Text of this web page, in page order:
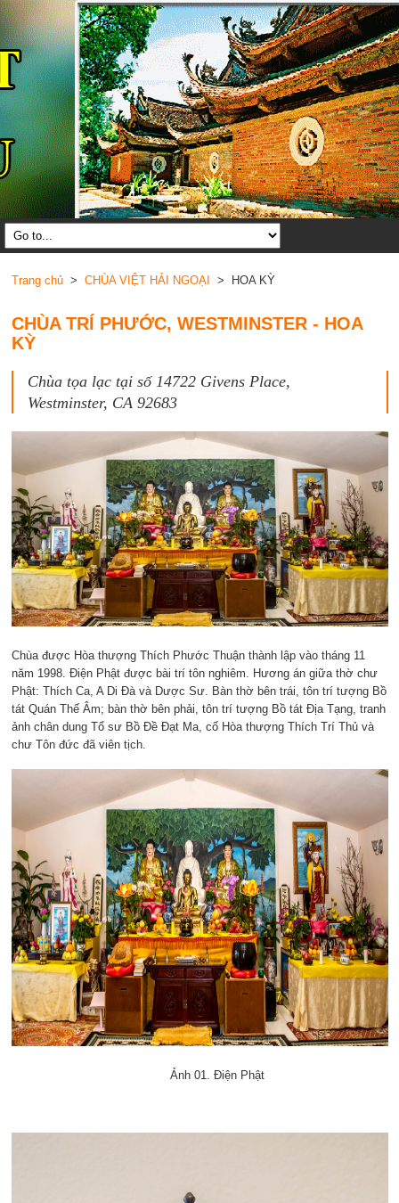
Trang chủ> CHÙA VIỆT HẢI NGOẠI > HOA KỲ
CHÙA TRÍ PHƯỚC, WESTMINSTER - HOA
KỲ
Chùa tọa lạc tại số 14722 Givens Place,
Westminster, CA 92683
Chùa được Hòa thượng Thích Phước Thuận thành lập vào tháng 11
năm 1998. Điện Phật được bài trí tôn nghiêm. Hương án giữa thờ chư
Phật: Thích Ca, A Di Đà và Dược Sư. Bàn thờ bên trái, tôn trí tượng Bồ
tát Quán Thế Âm; bàn thờ bên phải, tôn trí tượng Bồ tát Địa Tạng, tranh
ảnh chân dung Tổ sư Bồ Đề Đạt Ma, cố Hòa thượng Thích Trí Thủ và
chư Tôn đức đã viên tịch.
Ảnh 01. Điện Phật